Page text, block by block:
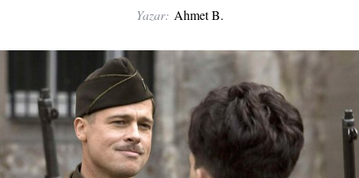
Yazar: Ahmet B.